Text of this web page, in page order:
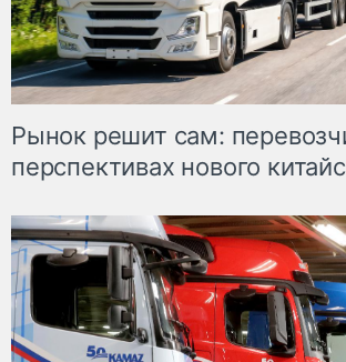
Рынок решит сам:
перспективах нового